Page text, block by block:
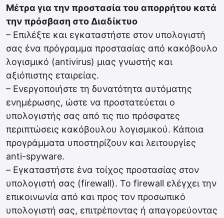
Μέτρα για την προστασία του απορρήτου κατά
την πρόσβαση στο Διαδίκτυο
– Επιλέξτε και εγκαταστήστε στον υπολογιστή
σας ένα πρόγραμμα προστασίας από κακόβουλο
λογισμικό (antivirus) μιας γνωστής και
αξιόπιστης εταιρείας.
– Ενεργοποιήστε τη δυνατότητα αυτόματης
ενημέρωσης, ώστε να προστατεύεται ο
υπολογιστής σας από τις πιο πρόσφατες
περιπτώσεις κακόβουλου λογισμικού. Κάποια
προγράμματα υποστηρίζουν και λειτουργίες
anti-spyware.
– Εγκαταστήστε ένα τοίχος προστασίας στον
υπολογιστή σας (firewall). Το firewall ελέγχει την
επικοινωνία από και προς τον προσωπικό
υπολογιστή σας, επιτρέποντας ή απαγορεύοντας